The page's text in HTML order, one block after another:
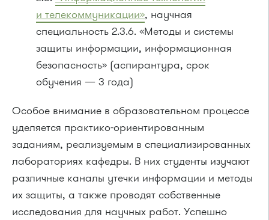
и телекоммуникации», научная
специальность 2.3.6. «Методы и системы
защиты информации, информационная
безопасность» (аспирантура, срок
обучения — 3 года)
Особое внимание в образовательном процессе
уделяется практико-ориентированным
заданиям, реализуемым в специализированных
лабораториях кафедры. В них студенты изучают
различные каналы утечки информации и методы
их защиты, а также проводят собственные
исследования для научных работ. Успешно